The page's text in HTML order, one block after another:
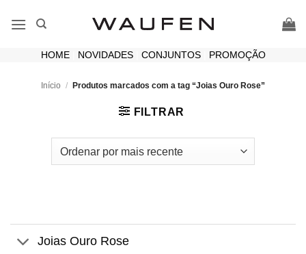
HOME| NOVIDADES| CONJUNTOS| PROMOÇÃO
Início / Produtos marcados com a tag “Joias Ouro Rose”
FILTRAR
Joias Ouro Rose